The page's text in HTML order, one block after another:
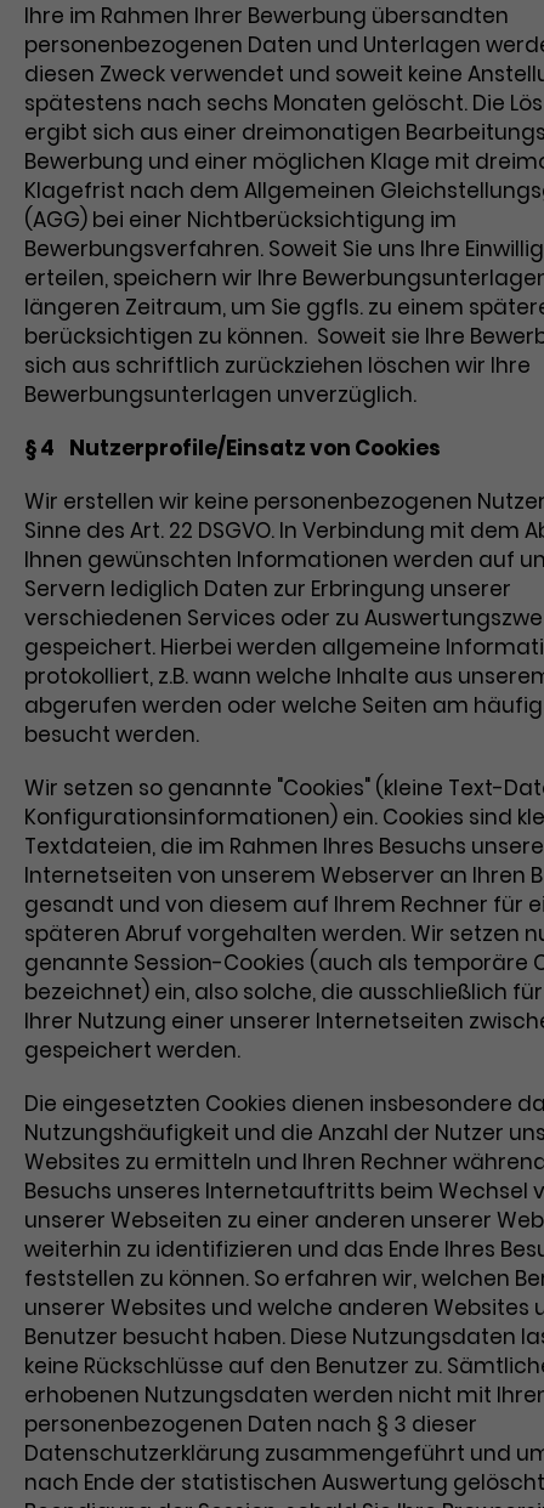
Ihre im Rahmen Ihrer Bewerbung übersandten
personenbezogenen Daten und Unterlagen
diesen Zweck verwendet und soweit keine
spätestens nach sechs Monaten gelöscht. Die
ergibt sich aus einer dreimonatigen
Bewerbung und einer möglichen Klage mit
Klagefrist nach dem Allgemeinen
(AGG) bei einer Nichtberücksichtigung im
Bewerbungsverfahren. Soweit Sie uns Ihre
erteilen, speichern wir Ihre
längeren Zeitraum, um Sie ggfls. zu einem
berücksichtigen zu können. Soweit sie Ihre
sich aus schriftlich zurückziehen löschen wir Ihre
Bewerbungsunterlagen unverzüglich.
§ 4 Nutzerprofile/Einsatz von Cookies
Wir erstellen wir keine personenbezogenen
Sinne des Art. 22 DSGVO. In Verbindung mit dem
Ihnen gewünschten Informationen werden auf
Servern lediglich Daten zur Erbringung unserer
verschiedenen Services oder zu
gespeichert. Hierbei werden allgemeine
protokolliert, z.B. wann welche Inhalte aus
abgerufen werden oder welche Seiten am
besucht werden.
Wir setzen so genannte "Cookies" (kleine Text-
Konfigurationsinformationen) ein. Cookies sind
Textdateien, die im Rahmen Ihres Besuchs
Internetseiten von unserem Webserver an Ihren
gesandt und von diesem auf Ihrem Rechner für
späteren Abruf vorgehalten werden. Wir setzen
genannte Session-Cookies (auch als temporäre
bezeichnet) ein, also solche, die ausschließlich
Ihrer Nutzung einer unserer Internetseiten
gespeichert werden.
Die eingesetzten Cookies dienen insbesondere
Nutzungshäufigkeit und die Anzahl der Nutzer
Websites zu ermitteln und Ihren Rechner
Besuchs unseres Internetauftritts beim Wechsel
unserer Webseiten zu einer anderen unserer
weiterhin zu identifizieren und das Ende Ihres
feststellen zu können. So erfahren wir, welchen
unserer Websites und welche anderen Websites
Benutzer besucht haben. Diese Nutzungsdaten
keine Rückschlüsse auf den Benutzer zu.
erhobenen Nutzungsdaten werden nicht mit
personenbezogenen Daten nach § 3 dieser
Datenschutzerklärung zusammengeführt und
nach Ende der statistischen Auswertung